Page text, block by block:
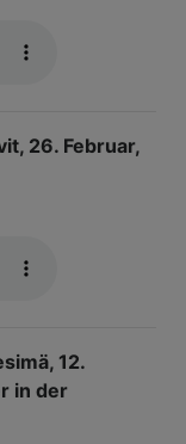
26. Februar,
12.
in der